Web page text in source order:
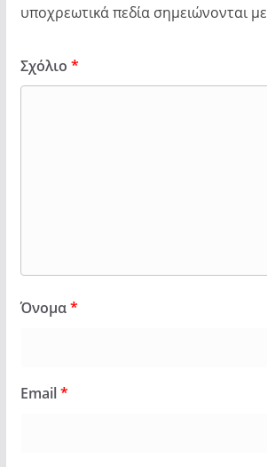
υποχρεωτικά πεδία σημειώνονται με
Σχόλιο *
Όνομα*
Email*